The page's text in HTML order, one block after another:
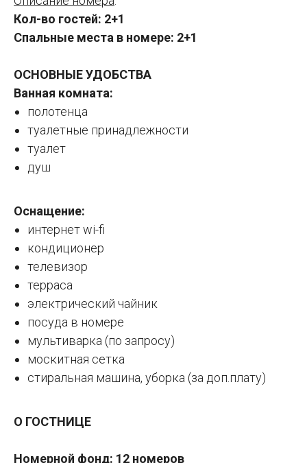
Кол-во гостей: 2+1
Спальные места в номере: 2+1
ОСНОВНЫЕ УДОБСТВА
Ванная комната:
полотенца
туалетные принадлежности
туалет
душ
Оснащение:
интернет wi-fi
кондиционер
телевизор
терраса
электрический чайник
посуда в номере
мультиварка (по запросу)
москитная сетка
стиральная машина, уборка (за доп.плату)
О ГОСТНИЦЕ
Номерной фонд: 12 номеров